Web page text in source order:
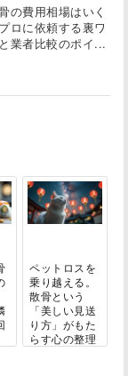
の費用相場はいく
ロに依頼する裏ワ
業者比較のポイ...
ペットロスを
乗り越える。
散骨という
「美しい見送
り方」がもた
らす心の整理